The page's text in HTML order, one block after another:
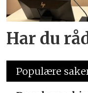
Har du
Populære